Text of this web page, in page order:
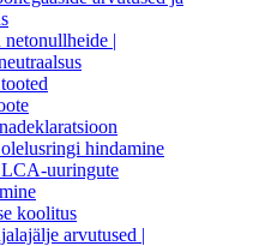
netonullheide |
hindamine
uuringute
koolitus
arvutused |